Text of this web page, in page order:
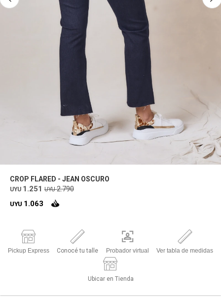
CROP FLARED - JEAN OSCURO
UYU 1.251 UYU 2.790
UYU 1.063
Pickup Express Conocé tu talle Probador virtual Ver tabla de medidas
Ubicar en Tienda